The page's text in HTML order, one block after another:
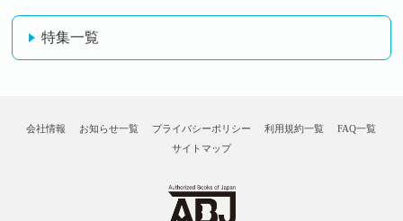
特集一覧
会社情報 お知らせ一覧 プライバシーポリシー 利用規約一覧
FAQ一覧
サイトマップ